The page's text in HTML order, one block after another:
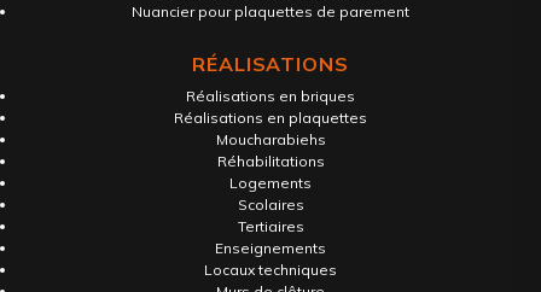
Nuancier pour plaquettes de parement
RÉALISATIONS
Réalisations en briques
Réalisations en plaquettes
Moucharabiehs
Réhabilitations
Logements
Scolaires
Tertiaires
Enseignements
Locaux techniques